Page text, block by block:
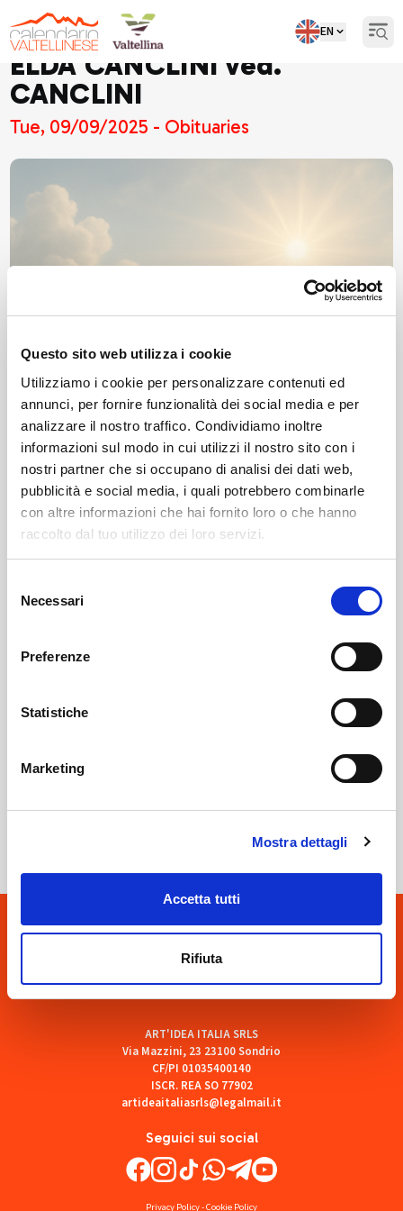
Questo sito web utilizza i cookie
Utilizziamo i cookie per personalizzare contenuti ed
annunci, per fornire funzionalità dei social media e per
analizzare il nostro traffico. Condividiamo inoltre
informazioni sul modo in cui utilizzi il nostro sito con i
nostri partner che si occupano di analisi dei dati web,
pubblicità e social media, i quali potrebbero combinarle
con altre informazioni che hai fornito loro o che hanno
raccolto dal tuo utilizzo dei loro servizi.
delNecessari
Preferenze
Statistiche
Marketing
Mostra dettagli
Accetta tutti
Rifiuta
EN
ELDA CANCLINI ved.
CANCLINI
Tue, 09/09/2025 - Obituaries
Sondrio Obituaries
SOF Società Onoranze Funebri
Seguici sui social
ART'IDEA ITALIA SRLS
Via Mazzini, 23 23100 Sondrio
CF/PI 01035400140
ISCR. REA SO 77902
artideaitaliasrls@legalmail.it
Privacy Policy-Cookie Policy